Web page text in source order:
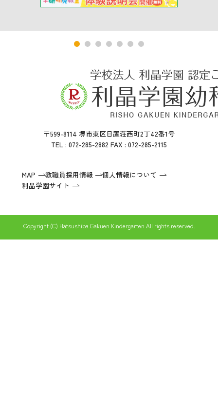
〒599-8114 堺市東区日置荘西町2丁42番1号
TEL : 072-285-2882 FAX : 072-285-2115
MAP 教職員採用情報
個人情報について
利晶学園サイト
Copyright (C) Hatsushiba Gakuen Kindergarten All rights reserved.